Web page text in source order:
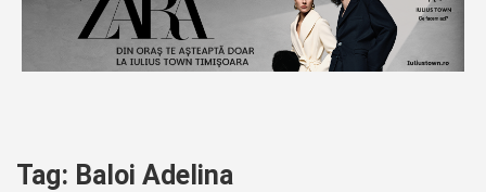
Tag: Baloi Adelina